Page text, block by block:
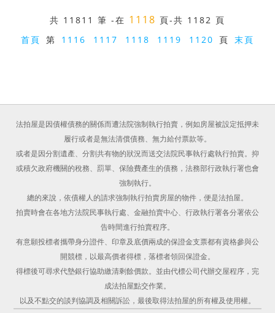
共 11811 筆 -在 1118 頁-共 1182 頁
首頁 第 1116 1117 1118 1119 1120 頁 末頁
法拍屋是因債權債務的關係而遭法院強制執行拍賣，例如房屋被設定抵押未
履行或者是無法清償債務、無力給付票款等。
或者是因分割遺產、分割共有物的狀況而送交法院民事執行處執行拍賣。抑
或積欠政府機關的稅務、罰單、保險費產生的債務，法務部行政執行署也會
強制執行。
總的來說，依債權人的請求強制執行拍賣房屋的物件，便是法拍屋。
拍賣時會在各地方法院民事執行處、金融拍賣中心、行政執行署各分署依公
告時間進行拍賣程序。
有意願投標者攜帶身分證件、印章及底價兩成的保證金支票都有資格參與公
開競標，以最高價者得標，落標者領回保證金。
得標後可尋求代墊銀行協助繳清剩餘價款。並由代標公司代辦交屋程序，完
成法拍屋點交作業。
以及不點交的談判協調及相關訴訟，最後取得法拍屋的所有權及使用權。